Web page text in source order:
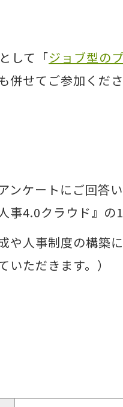
して「ジョブ型の
併せてご参加くださ
ンケートにご回答
事4.0クラウド』の
や人事制度の構
いただきます。）